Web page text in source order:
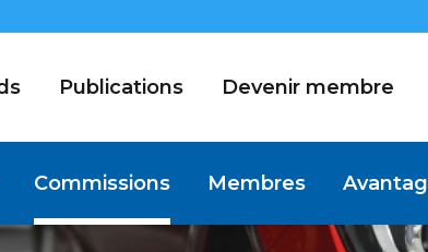
Commissions Membres
Publications Devenir membre